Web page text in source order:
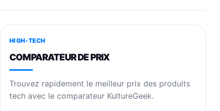
HIGH-TECH
COMPARATEUR DE PRIX
Trouvez rapidement le meilleur prix des produits
tech avec le comparateur KultureGeek.